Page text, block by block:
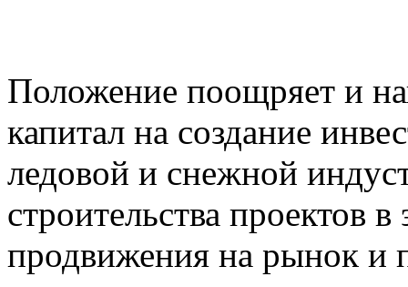
Положение поощряет и
капитал на создание
ледовой и снежной
строительства проектов
продвижения на рынок и